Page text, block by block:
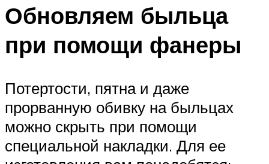
Обновляем быльца
при помощи фанеры
Потертости, пятна и даже
прорванную обивку на быльцах
можно скрыть при помощи
специальной накладки. Для ее